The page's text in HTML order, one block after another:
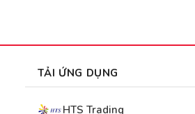
TẢI ỨNG DỤNG
HTS Trading